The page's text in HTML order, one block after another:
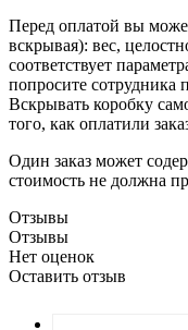
Перед оплатой вы
вскрывая): вес,
соответствует
попросите сотрудника
Вскрывать коробку
того, как оплатили
Один заказ может
стоимость не должна
Отзывы
Отзывы
Нет оценок
Оставить отзыв